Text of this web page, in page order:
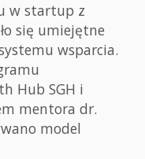
w startup z
się umiejętne
wsparcia.
Hub SGH i
mentora dr.
model